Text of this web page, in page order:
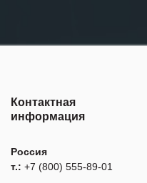
Контактная
информация
Россия
т.: +7 (800) 555-89-01